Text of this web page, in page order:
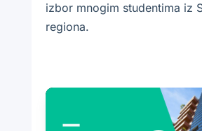
izbor mnogim studentima iz
regiona.